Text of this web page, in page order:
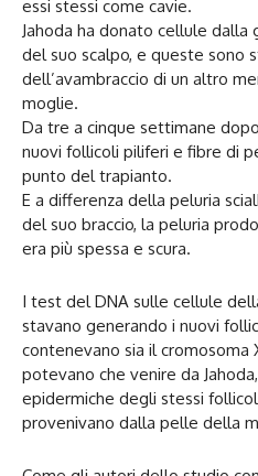
essi stessi come cavie.
Jahoda ha donato cellule dalla
del suo scalpo, e queste sono
dell’avambraccio di un altro
moglie.
Da tre a cinque settimane
nuovi follicoli piliferi e fibre di
punto del trapianto.
E a differenza della peluria
del suo braccio, la peluria
era più spessa e scura.
I test del DNA sulle cellule
stavano generando i nuovi
contenevano sia il cromosoma
potevano che venire da
epidermiche degli stessi
provenivano dalla pelle della